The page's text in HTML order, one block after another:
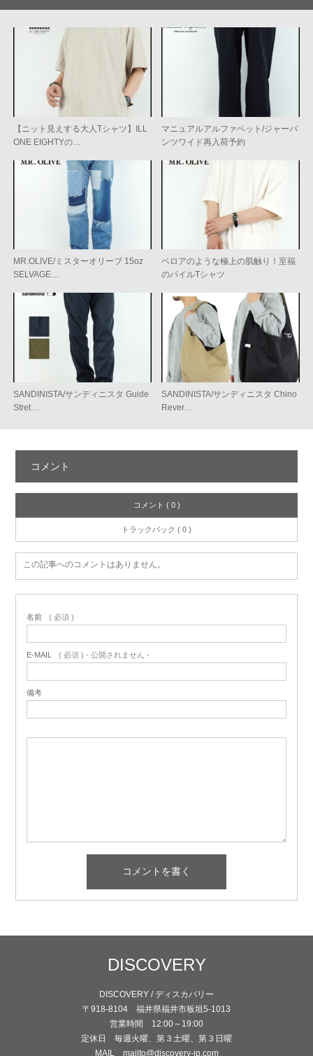
【ニット見えする大人Tシャツ】ILL
ONE EIGHTYの…
マニュアルアルファベット/ジャーパ
ンツワイド再入荷予約
MR.OLIVE/ミスターオリーブ 15oz
SELVAGE…
ベロアのような極上の肌触り！至福
のパイルTシャツ
SANDINISTA/サンディニスタ Guide
Stret…
SANDINISTA/サンディニスタ Chino
Rever…
コメント
コメント ( 0 )
トラックバック ( 0 )
この記事へのコメントはありません。
名前 ( 必須 )
E-MAIL ( 必須 ) - 公開されません -
備考
DISCOVERY
DISCOVERY / ディスカバリー
〒918-8104 福井県福井市板垣5-1013
営業時間 12:00～19:00
定休日 毎週火曜、第３土曜、第３日曜
MAIL mailto@discovery-jp.com